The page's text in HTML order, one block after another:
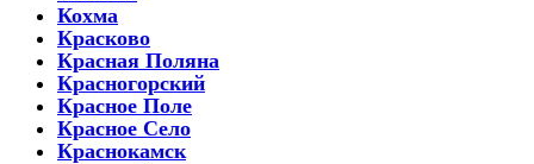
Кохма
Красково
Красная Поляна
Красногорский
Красное Поле
Красное Село
Краснокамск